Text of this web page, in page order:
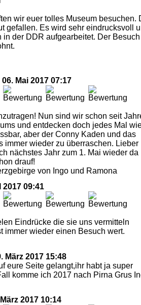
wir euer tolles Museum besuchen.
gefallen. Es wird sehr eindrucksvoll
der DDR aufgearbeitet. Der
Mai 2017 07:17
Nun sind wir schon seit
und entdecken doch jedes Mal
aber der Conny Kaden und das
immer wieder zu überraschen. Lieber
nächstes Jahr zum 1. Mai wieder da
drauf!
von Ingo und Ramona
2017 09:41
Eindrücke die sie uns vermitteln
immer wieder einen Besuch wert.
März 2017 15:48
eure Seite gelangt,ihr habt ja super
komme ich 2017 nach Pirna Grus
2017 10:14